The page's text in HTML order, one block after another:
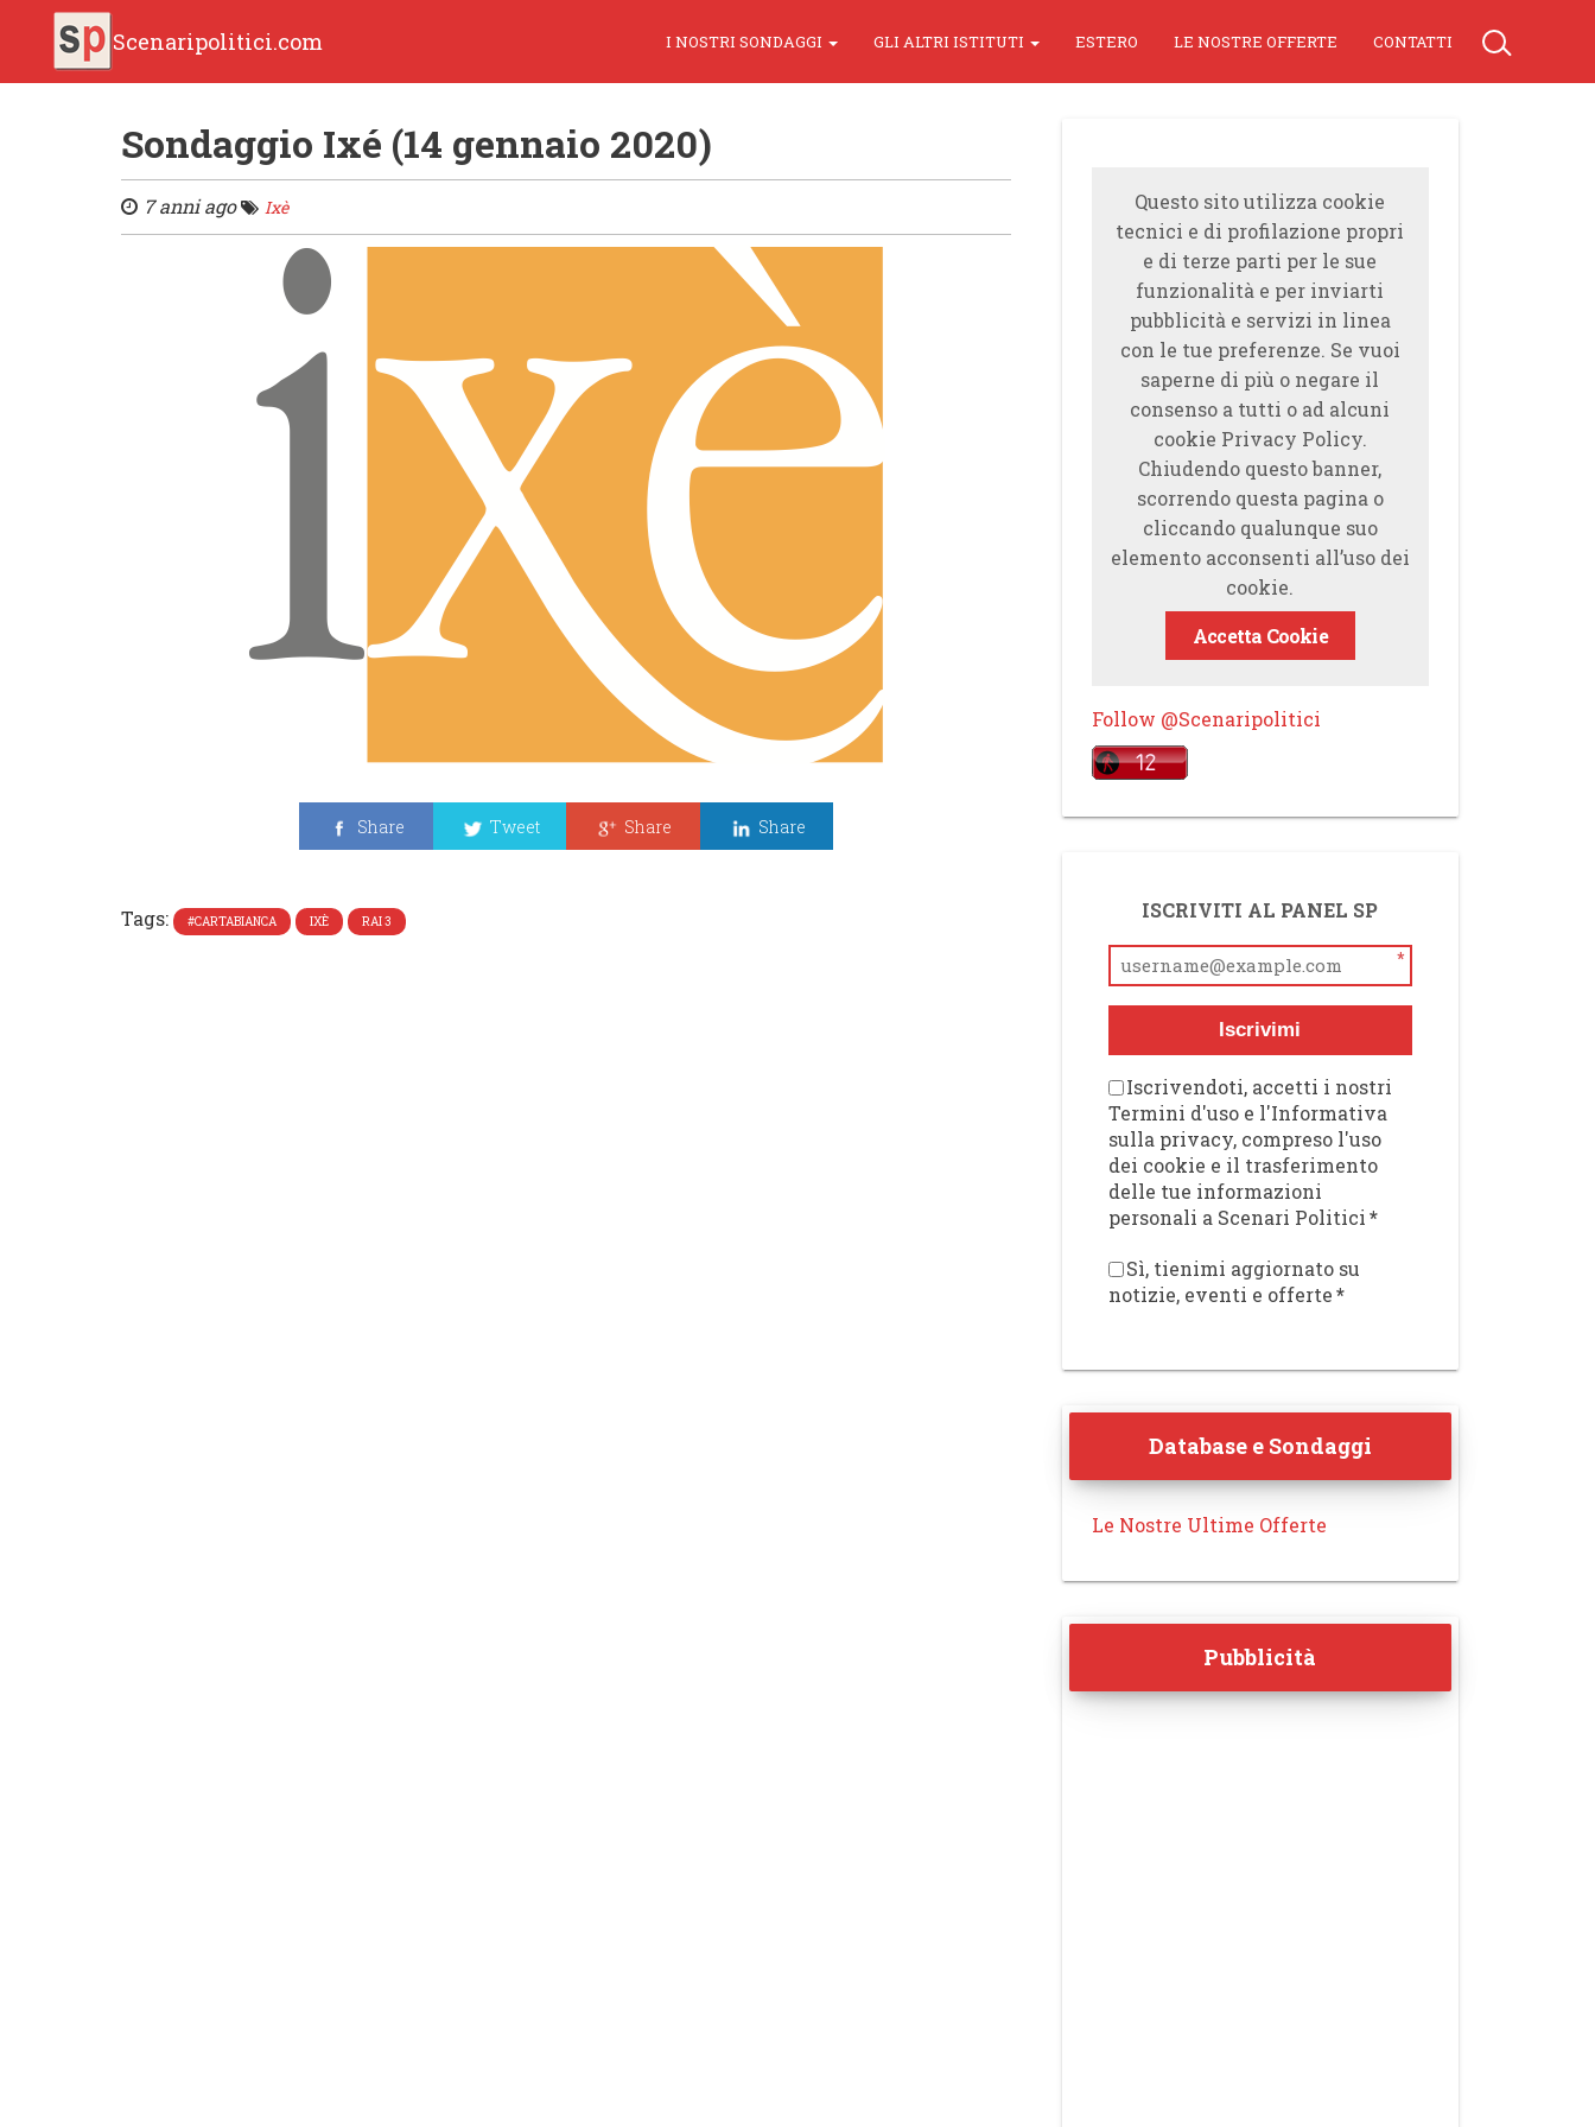
Scenaripolitici.com I NOSTRI SONDAGGI GLI ALTRI ISTITUTI ESTERO LE NOSTRE OFFERTE CONTATTI
Sondaggio Ixé (14 gennaio 2020)
7 anni ago Ixè
Share Tweet Share Share
Tags: #CARTABIANCA IXÈ RAI 3
Questo sito utilizza cookie
tecnici e di profilazione propri
e di terze parti per le sue
funzionalità e per inviarti
pubblicità e servizi in linea
con le tue preferenze. Se vuoi
saperne di più o negare il
consenso a tutti o ad alcuni
cookie Privacy Policy.
Chiudendo questo banner,
scorrendo questa pagina o
cliccando qualunque suo
elemento acconsenti all’uso dei
cookie.
Accetta Cookie
Follow @Scenaripolitici
ISCRIVITI AL PANEL SP
*
Iscrivimi
Iscrivendoti, accetti i nostri
Termini d'uso e l'Informativa
sulla privacy, compreso l'uso
dei cookie e il trasferimento
delle tue informazioni
personali a Scenari Politici*
Sì, tienimi aggiornato su
notizie, eventi e offerte*
Database e Sondaggi
Le Nostre Ultime Offerte
Pubblicità